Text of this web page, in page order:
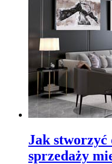
Jak stworzyć
sprzedaży